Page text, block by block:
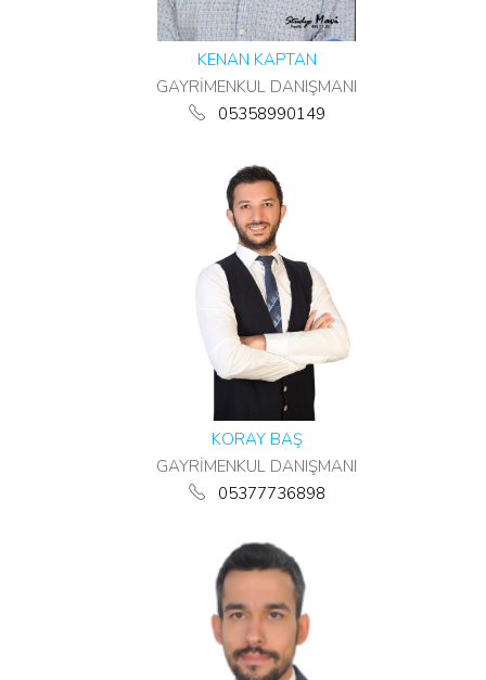
KENAN KAPTAN
GAYRİMENKUL DANIŞMANI
05358990149
KORAY BAŞ
GAYRİMENKUL DANIŞMANI
05377736898